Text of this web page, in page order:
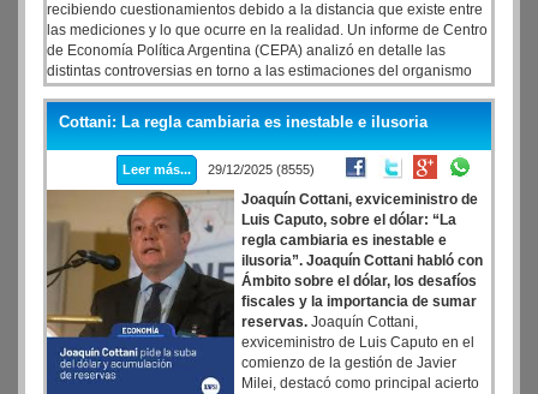
recibiendo cuestionamientos debido a la distancia que existe entre
las mediciones y lo que ocurre en la realidad. Un informe de Centro
de Economía Política Argentina (CEPA) analizó en detalle las
distintas controversias en torno a las estimaciones del organismo
de medición oficial y encontró claras inconsistencias en las cifras
sobre salarios -que impactan en el cálculo de la pobreza-, en las de
pobreza e inflación -por la subponderación de indicadores claves- y
en la estimación de la actividad económica -con la que evitaron
titulares sobre el ingreso de la economía en recesión-.
Cottani: La regla cambiaria es inestable e ilusoria
Leer más... 29/12/2025 (8555)
Joaquín Cottani, exviceministro de
Luis Caputo, sobre el dólar: “La
regla cambiaria es inestable e
ilusoria”. Joaquín Cottani habló con
Ámbito sobre el dólar, los desafíos
fiscales y la importancia de sumar
reservas. Joaquín Cottani,
exviceministro de Luis Caputo en el
comienzo de la gestión de Javier
Milei, destacó como principal acierto